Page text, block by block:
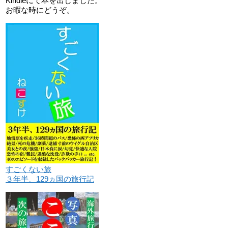
お暇な時にどうぞ。
すごくない旅
３年半、129ヵ国の旅行記